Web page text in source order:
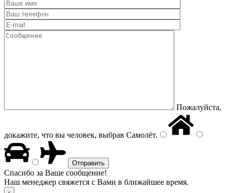
Пожалуйста,
докажите, что вы человек, выбрав Самолёт.
Спасибо за Ваше сообщение!
Наш менеджер свяжется с Вами в ближайшее время.